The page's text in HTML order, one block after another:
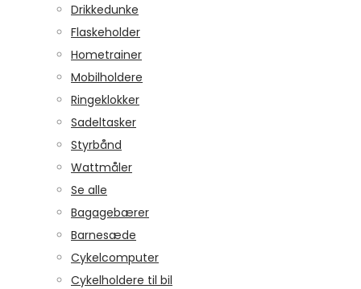
Drikkedunke
Flaskeholder
Hometrainer
Mobilholdere
Ringeklokker
Sadeltasker
Styrbånd
Wattmåler
Se alle
Bagagebærer
Barnesæde
Cykelcomputer
Cykelholdere til bil